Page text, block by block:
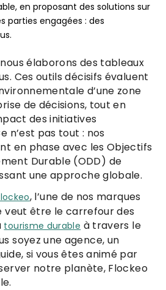
en proposant des solutions sur
parties engagées : des
élaborons des tableaux
Ces outils décisifs évaluent
d’une zone
de décisions, tout en
des initiatives
n’est pas tout : nos
en phase avec les Objectifs
Durable (ODD) de
une approche globale.
, l’une de nos marques
veut être le carrefour des
tourisme durable à travers le
soyez une agence, un
si vous êtes animé par
notre planète, Flockeo